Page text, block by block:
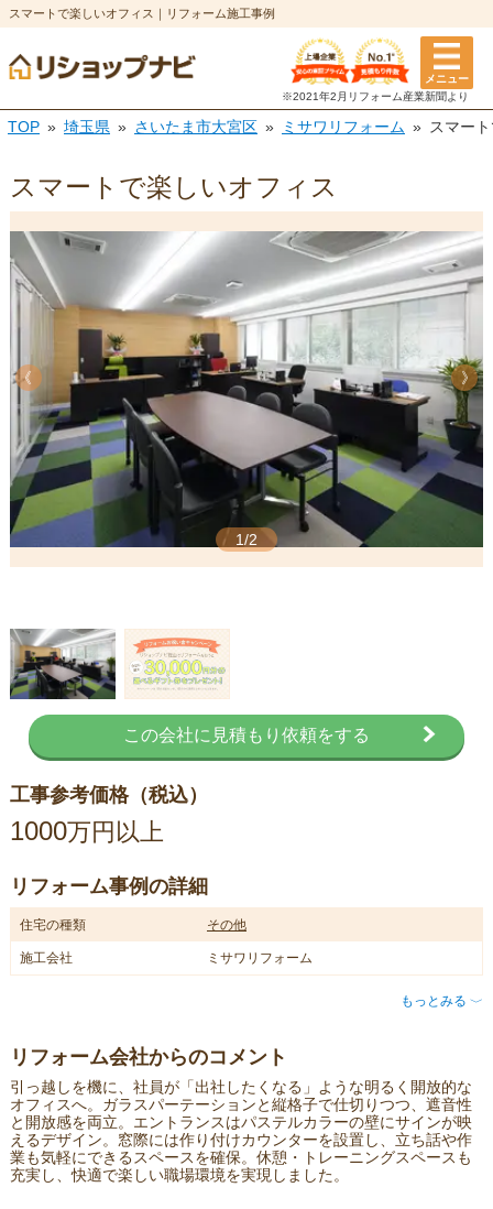
スマートで楽しいオフィス｜リフォーム施工事例
メニュー
※2021年2月リフォーム産業新聞より
TOP 埼玉県 さいたま市大宮区 ミサワリフォーム スマー
スマートで楽しいオフィス
1/2
《
《
この会社に見積もり依頼をする
工事参考価格（税込）
1000万円以上
リフォーム事例の詳細
住宅の種類 その他
施工会社 ミサワリフォーム
もっとみる 〈
リフォーム会社からのコメント
引っ越しを機に、社員が「出社したくなる」ような明るく開放的な
オフィスへ。ガラスパーテーションと縦格子で仕切りつつ、遮音性
と開放感を両立。エントランスはパステルカラーの壁にサインが映
えるデザイン。窓際には作り付けカウンターを設置し、立ち話や作
業も気軽にできるスペースを確保。休憩・トレーニングスペースも
充実し、快適で楽しい職場環境を実現しました。